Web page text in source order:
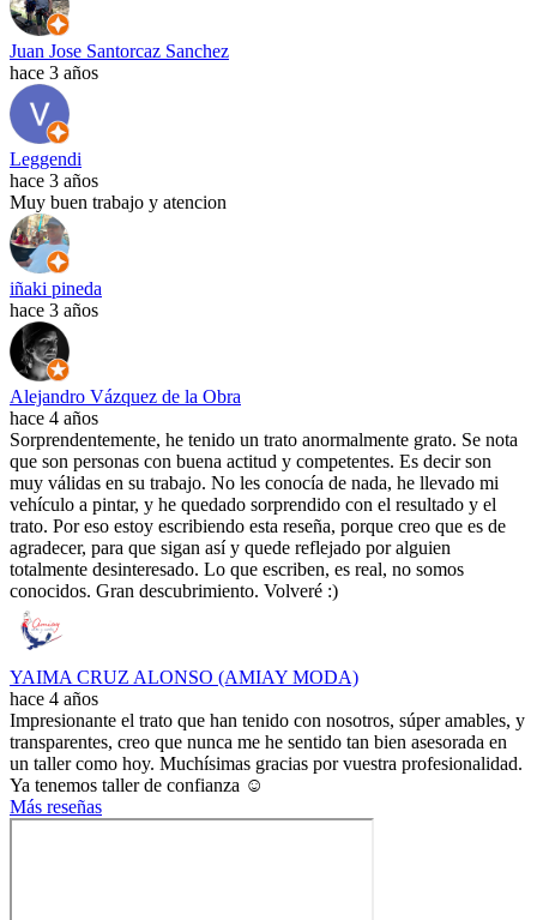
Juan Jose Santorcaz Sanchez
hace 3 años
Leggendi
hace 3 años
Muy buen trabajo y atencion
iñaki pineda
hace 3 años
Alejandro Vázquez de la Obra
hace 4 años
Sorprendentemente, he tenido un trato anormalmente grato. Se nota
que son personas con buena actitud y competentes. Es decir son
muy válidas en su trabajo. No les conocía de nada, he llevado mi
vehículo a pintar, y he quedado sorprendido con el resultado y el
trato. Por eso estoy escribiendo esta reseña, porque creo que es de
agradecer, para que sigan así y quede reflejado por alguien
totalmente desinteresado. Lo que escriben, es real, no somos
conocidos. Gran descubrimiento. Volveré :)
YAIMA CRUZ ALONSO (AMIAY MODA)
hace 4 años
Impresionante el trato que han tenido con nosotros, súper amables, y
transparentes, creo que nunca me he sentido tan bien asesorada en
un taller como hoy. Muchísimas gracias por vuestra profesionalidad.
Ya tenemos taller de confianza ☺️
Más reseñas